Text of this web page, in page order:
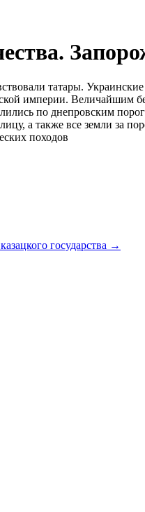
татары.
империи. Величайшим
по днепровским
а также все земли за
походов
государства →